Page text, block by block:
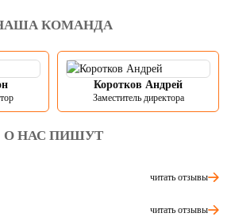
КОМАНДА
Коротков Андрей
Заместитель директора
О НАС ПИШУТ
читать отзывы
читать отзывы